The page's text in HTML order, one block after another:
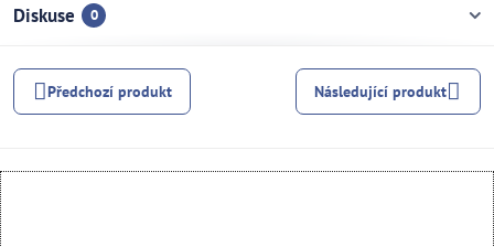
Diskuse 0
Předchozí produkt Následující produkt